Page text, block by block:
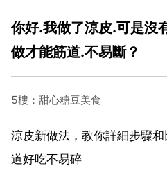
你好.我做了涼皮.可是沒
做才能筋道.不易斷？
5樓：甜心糖豆美食
涼皮新做法，教你詳細步驟
道好吃不易碎